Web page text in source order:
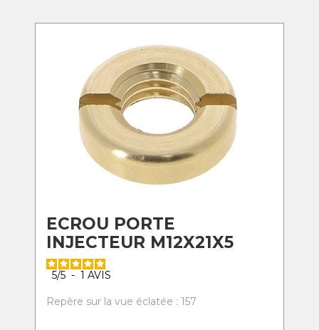
ECROU PORTE
INJECTEUR M12X21X5
5/5 - 1 AVIS
Repère sur la vue éclatée : 157